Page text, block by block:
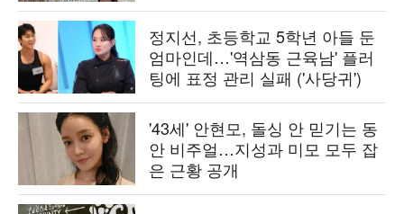
정지선, 초등학교 5학년 아들 둔
엄마인데…'역삼동 근육남' 플러
팅에 표정 관리 실패 ('사당귀')
'43세' 안현모, 돌싱 안 믿기는 동
안 비주얼…지성과 미모 모두 잡
은 근황 공개